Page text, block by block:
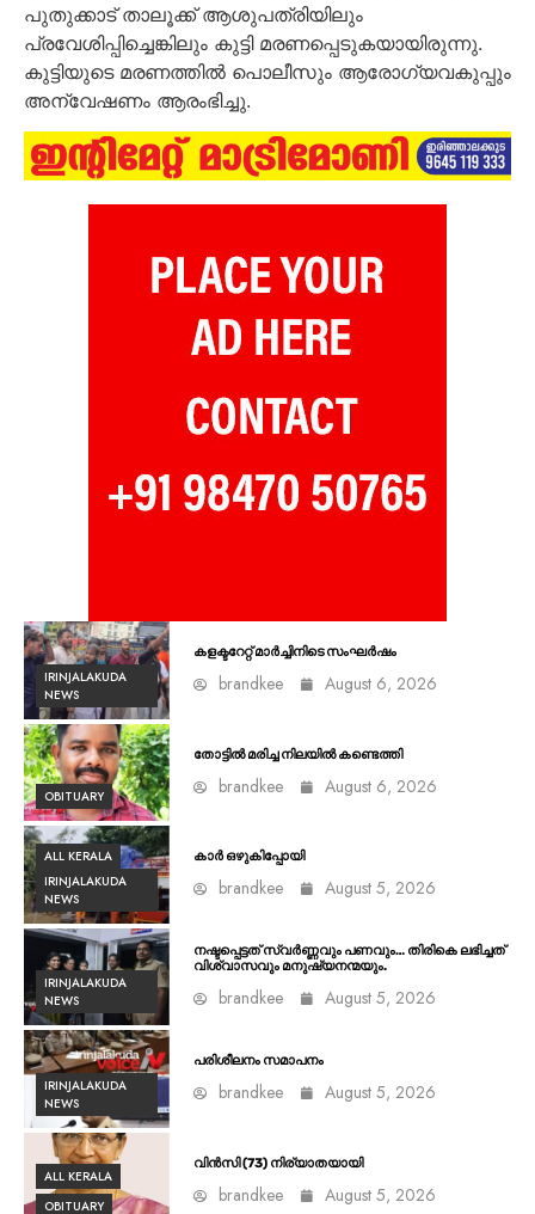
പുതുക്കാട് താലൂക്ക് ആശുപത്രിയിലും
പ്രവേശിപ്പിച്ചെങ്കിലും കുട്ടി മരണപ്പെടുകയായിരുന്നു.
കുട്ടിയുടെ മരണത്തിൽ പൊലീസും ആരോഗ്യവകുപ്പും
അന്വേഷണം ആരംഭിച്ചു.
IRINJALAKUDA
NEWS
കളക്ടറേറ്റ് മാർച്ചിനിടെ സംഘർഷം
brandkee August 6, 2026
OBITUARY
തോട്ടിൽ മരിച്ച നിലയിൽ കണ്ടെത്തി
brandkee August 6, 2026
ALL KERALA
IRINJALAKUDA
NEWS
കാർ ഒഴുകിപ്പോയി
brandkee August 5, 2026
IRINJALAKUDA
NEWS
നഷ്ടപ്പെട്ടത് സ്വർണ്ണവും പണവും… തിരികെ ലഭിച്ചത്
വിശ്വാസവും മനുഷ്യനന്മയും.
brandkee August 5, 2026
IRINJALAKUDA
NEWS
പരിശീലനം സമാപനം
brandkee August 5, 2026
ALL KERALA
OBITUARY
വിൻസി (73) നിര്യാതയായി
brandkee August 5, 2026